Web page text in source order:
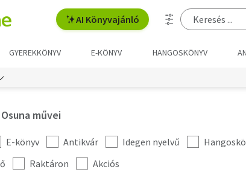
AI Könyvajánló
GYEREKKÖNYV E-KÖNYV HANGOSKÖNYV
művei
E-könyv Antikvár Idegen nyelvű
Raktáron Akciós